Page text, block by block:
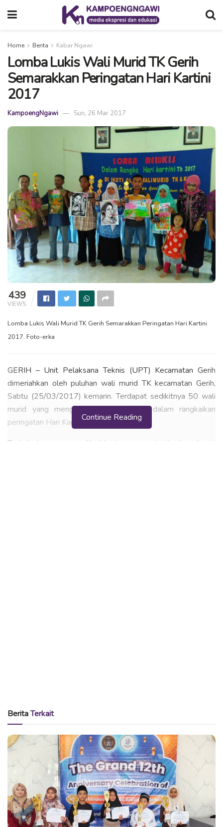
Home Berita Kabar Ngawi
Lomba Lukis Wali Murid TK Gerih
Semarakkan Peringatan Hari Kartini
2017
KampoengNgawi Sun, 26 Mar 2017
439
VIEWS
Lomba Lukis Wali Murid TK Gerih Semarakkan Peringatan Hari Kartini
2017. Foto-erka
GERIH – Unit Pelaksana Teknis (UPT) Kecamatan Gerih
dimeriahkan oleh puluhan wali murid TK kecamatan Gerih,
Sabtu (25/03/2017) kemarin. Terdapat sedikitnya 50 wali
murid yang mengikuti lomba melukis dalam rangkaikan
peringatan Hari Kartini.
Terkait kenapa memilih kluster orang tua/wali sebagai
Bekerjasama dengan Komisi Pemberantasan Korupsi (KPK),
kegiatan lomba tersebut akan dilanjutkan dengan senam
massal Si Kumbi di tanggal 17 April 2017 mendatang.
(ern/ske)
Continue Reading
Tags: gerih ngawi
kecamatan gerih
lomba lukis
tk gerih wali murid
BeritaTerkait